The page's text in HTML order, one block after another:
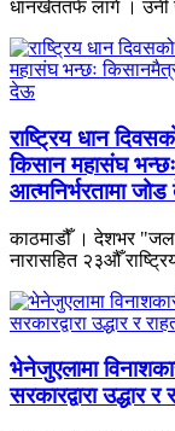
धानखेततर्फ लागे । उनी
राष्ट्रिय धान
किसान महासंघ
आत्मनिर्भरतामा
काठमाडौँ । देशभर
नारासहित २३औँ
भेनेजुएलामा
सरकारद्वारा उद्धार